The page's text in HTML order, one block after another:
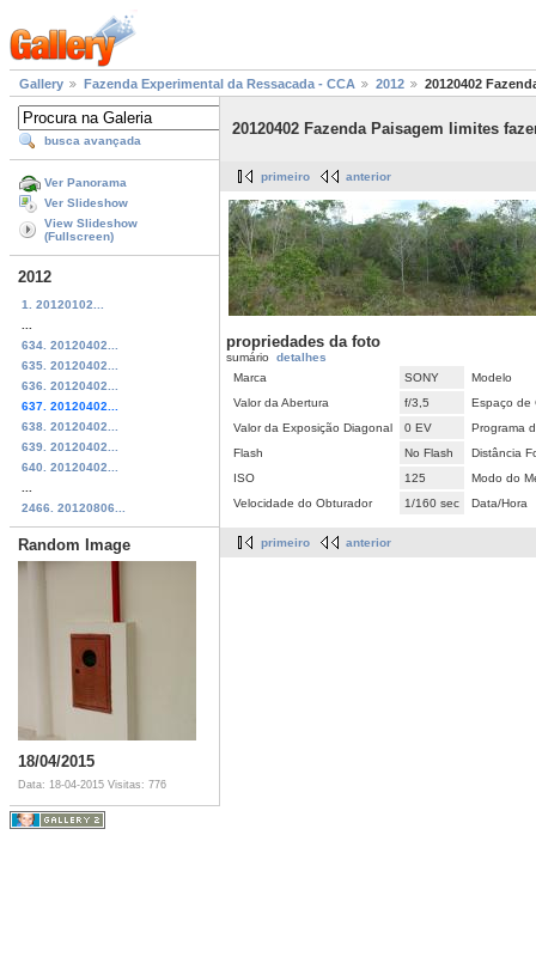
Gallery Fazenda Experimental da Ressacada - CCA 2012 20120402
busca avançada
Ver Panorama
Ver Slideshow
View Slideshow
(Fullscreen)
2012
1. 20120102...
634. 20120402...
635. 20120402...
636. 20120402...
637. 20120402...
638. 20120402...
639. 20120402...
640. 20120402...
2466. 20120806...
Random Image
18/04/2015
Data: 18-04-2015 Visitas: 776
20120402 Fazenda Paisagem limites
primeiro anterior
propriedades da foto
sumário detalhes
Marca
SONY
Modelo
Valor da Abertura
f/3,5
Espaço de
Valor da Exposição Diagonal
0 EV
Programa
Flash
No Flash
Distância
ISO
125
Modo do
Velocidade do Obturador
1/160 sec Data/Hora
primeiro anterior